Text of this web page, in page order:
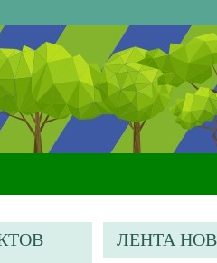
ЛЕНТА